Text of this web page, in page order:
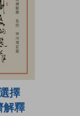
擇
釋